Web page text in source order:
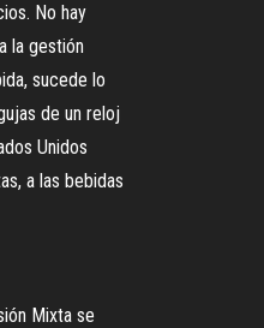
No hay
la gestión
sucede lo
de un reloj
Unidos
a las bebidas
Mixta se